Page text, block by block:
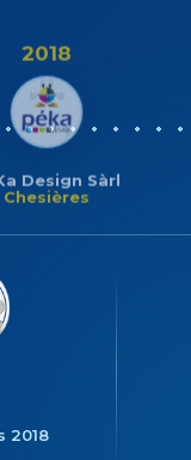
2018
Design Sàrl
Chesières
2018